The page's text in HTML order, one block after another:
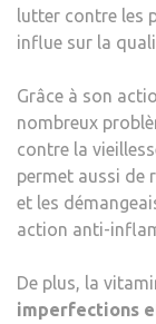
lutter contre les
influe sur la
Grâce à son
nombreux
contre la
permet aussi de
et les
action anti-
De plus, la
imperfections